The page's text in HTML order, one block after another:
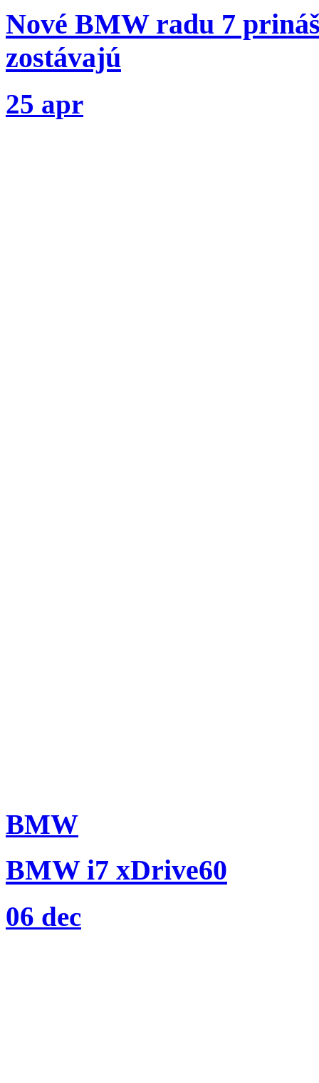
Nové BMW radu 7
zostávajú
25 apr
BMW
BMW i7 xDrive60
06 dec